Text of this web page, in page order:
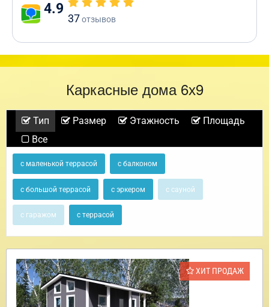
4.9
37отзывов
Каркасные дома 6х9
Тип Размер Этажность
Площадь
Все
с маленькой террасой с балконом
с большой террасой с эркером с сауной
с гаражом с террасой
ХИТ ПРОДАЖ